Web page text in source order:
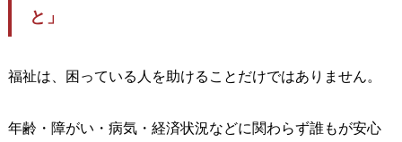
と」
福祉は、困っている人を助けることだけではありません。
年齢・障がい・病気・経済状況などに関わらず誰もが安心